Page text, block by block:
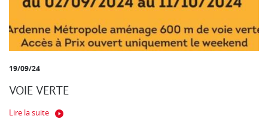
19/09/24
VOIE VERTE
Lire la suite